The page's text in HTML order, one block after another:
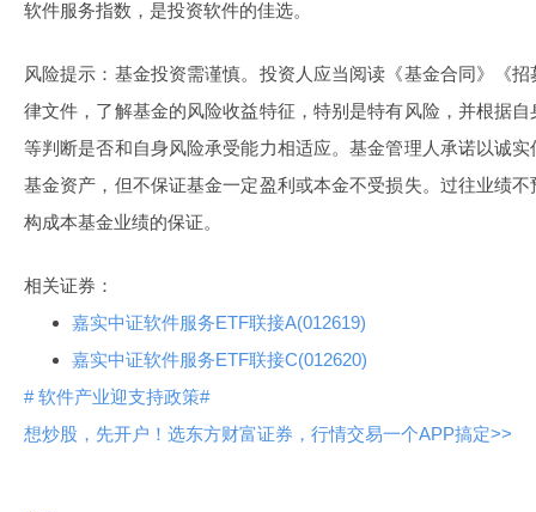
软件服务指数，是投资软件的佳选。
风险提示：基金投资需谨慎。投资人应当阅读《基金合同》《
律文件，了解基金的风险收益特征，特别是特有风险，并根据
等判断是否和自身风险承受能力相适应。基金管理人承诺以诚
基金资产，但不保证基金一定盈利或本金不受损失。过往业绩
构成本基金业绩的保证。
相关证券：
嘉实中证软件服务ETF联接A(012619)
嘉实中证软件服务ETF联接C(012620)
# 软件产业迎支持政策#
想炒股，先开户！选东方财富证券，行情交易一个APP搞定>>